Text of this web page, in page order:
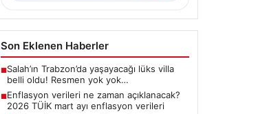
Son Eklenen Haberler
■Salah’ın Trabzon’da yaşayacağı lüks villa
belli oldu! Resmen yok yok…
■Enflasyon verileri ne zaman açıklanacak?
2026 TÜİK mart ayı enflasyon verileri